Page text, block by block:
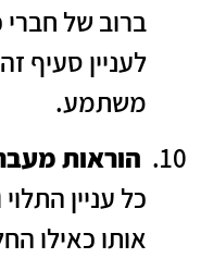
ברוב של
לעניין סעיף
משתמע.
הוראות
כל עניין
אותו כאילו